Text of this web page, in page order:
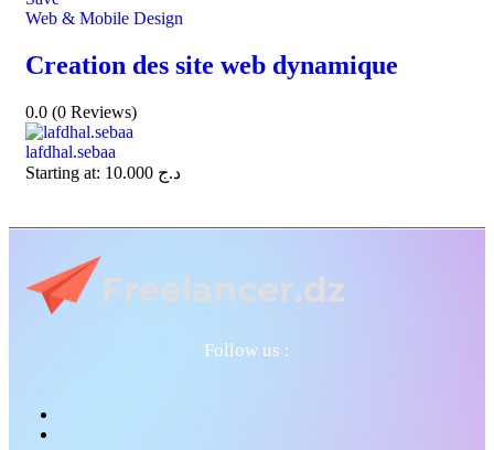
Web & Mobile Design
Creation des site web dynamique
0.0 (0 Reviews)
lafdhal.sebaa
Starting at:
د.ج 10.000
Follow us :